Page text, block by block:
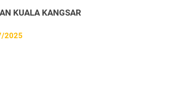
KUALA KANGSAR
2025